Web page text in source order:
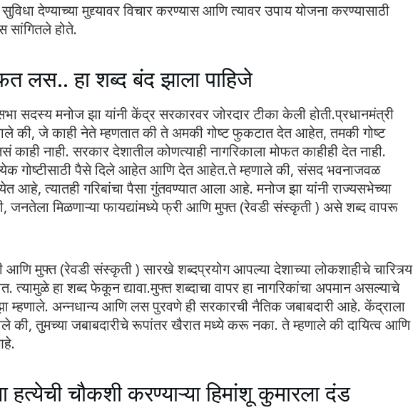
देण्याच्या मुद्द्यावर विचार करण्यास आणि त्यावर उपाय योजना करण्यासाठी
सांगितले होते.
लस.. हा शब्द बंद झाला पाहिजे
सदस्य मनोज झा यांनी केंद्र सरकारवर जोरदार टीका केली होती.प्रधानमंत्री
की, जे काही नेते म्हणतात की ते अमकी गोष्ट फुकटात देत आहेत, तमकी गोष्ट
नाही. सरकार देशातील कोणत्याही नागरिकाला मोफत काहीही देत ​​नाही.
गोष्टीसाठी पैसे दिले आहेत आणि देत आहेत.ते म्हणाले की, संसद भवनाजवळ
आहे, त्यातही गरिबांचा पैसा गुंतवण्यात आला आहे. मनोज झा यांनी राज्यसभेच्या
जनतेला मिळणाऱ्या फायद्यांमध्ये फ्री आणि मुफ्त (रेवडी संस्कृती ) असे शब्द वापरू
मुफ्त (रेवडी संस्कृती ) सारखे शब्दप्रयोग आपल्या देशाच्या लोकशाहीचे चारित्र्य
त्यामुळे हा शब्द फेकून द्यावा.मुफ्त शब्दाचा वापर हा नागरिकांचा अपमान असल्याचे
म्हणाले. अन्नधान्य आणि लस पुरवणे ही सरकारची नैतिक जबाबदारी आहे. केंद्राला
की, तुमच्या जबाबदारीचे रूपांतर खैरात मध्ये करू नका. ते म्हणाले की दायित्व आणि
हत्येची चौकशी करण्याऱ्या हिमांशू कुमारला दंड